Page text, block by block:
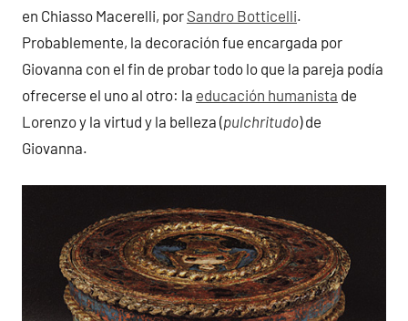
en Chiasso Macerelli, por Sandro Botticelli.
Probablemente, la decoración fue encargada por
Giovanna con el fin de probar todo lo que la pareja podía
ofrecerse el uno al otro: la educación humanista de
Lorenzo y la virtud y la belleza (pulchritudo) de
Giovanna.